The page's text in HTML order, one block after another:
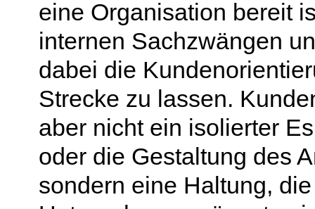
eine Organisation bereit
internen Sachzwängen
dabei die
Strecke zu lassen.
aber nicht ein isolierter
oder die Gestaltung des
sondern eine Haltung,